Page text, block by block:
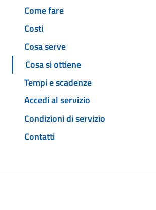
Come fare
Costi
Cosa serve
Cosa si ottiene
Tempi e scadenze
Accedi al servizio
Condizioni di servizio
Contatti